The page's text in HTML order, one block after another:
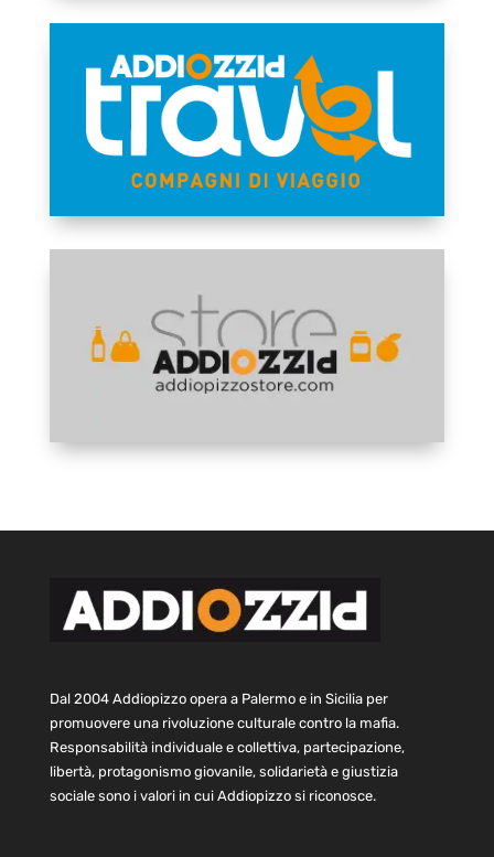
Dal 2004 Addiopizzo opera a Palermo e in Sicilia per
promuovere una rivoluzione culturale contro la mafia.
Responsabilità individuale e collettiva, partecipazione,
libertà, protagonismo giovanile, solidarietà e giustizia
sociale sono i valori in cui Addiopizzo si riconosce.